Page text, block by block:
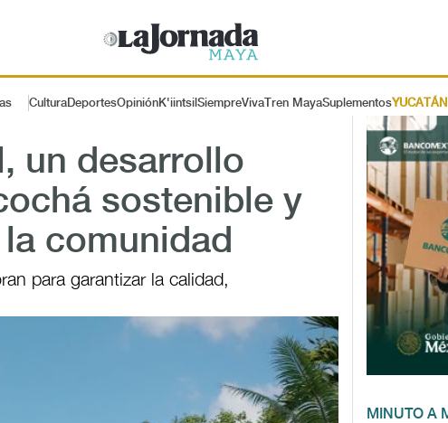
CulturaDeportesOpiniónK'iintsil SiempreViva Tren MayaSuplementosYUCATÁN
un desarrollo
sostenible y
comunidad
para garantizar la calidad,
MINUTO A